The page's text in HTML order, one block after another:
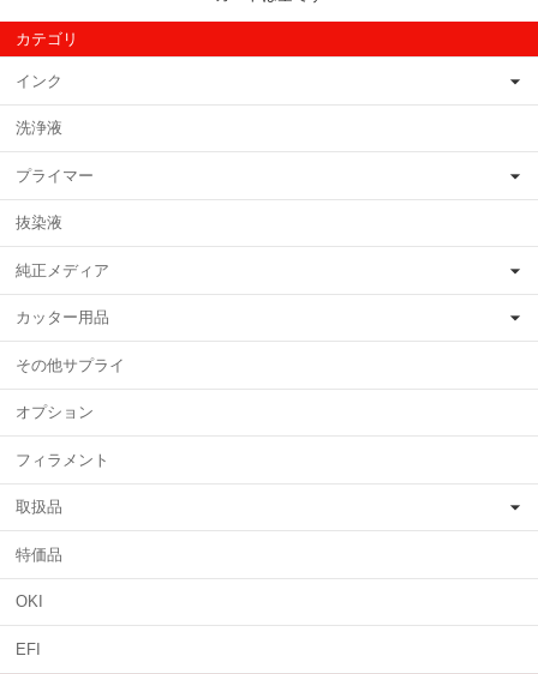
カテゴリ
インク
洗浄液
プライマー
抜染液
純正メディア
カッター用品
その他サプライ
オプション
フィラメント
取扱品
特価品
OKI
EFI